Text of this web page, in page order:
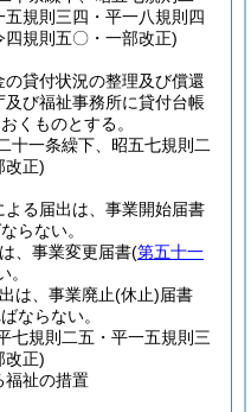
規則三四・平一八規則四
規則五〇・一部改正)
貸付状況の整理及び償還
び福祉事務所に貸付台帳
くものとする。
十一条繰下、昭五七規則二
改正)
る届出は、事業開始届書
らない。
、事業変更届書(第五十一
。
は、事業廃止(休止)届書
ならない。
七規則二五・平一五規則三
改正)
福祉の措置